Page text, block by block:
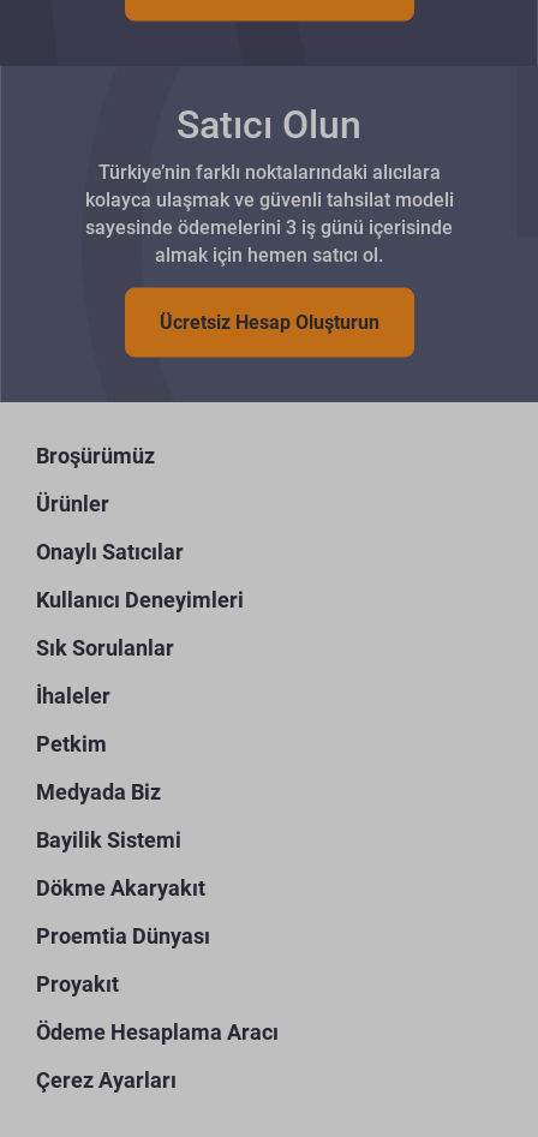
Satıcı Olun
Türkiye’nin farklı noktalarındaki alıcılara
kolayca ulaşmak ve güvenli tahsilat modeli
sayesinde ödemelerini 3 iş günü içerisinde
almak için hemen satıcı ol.
Ücretsiz Hesap Oluşturun
Broşürümüz
Ürünler
Onaylı Satıcılar
Kullanıcı Deneyimleri
Sık Sorulanlar
İhaleler
Petkim
Medyada Biz
Bayilik Sistemi
Dökme Akaryakıt
Proemtia Dünyası
Proyakıt
Ödeme Hesaplama Aracı
Çerez Ayarları